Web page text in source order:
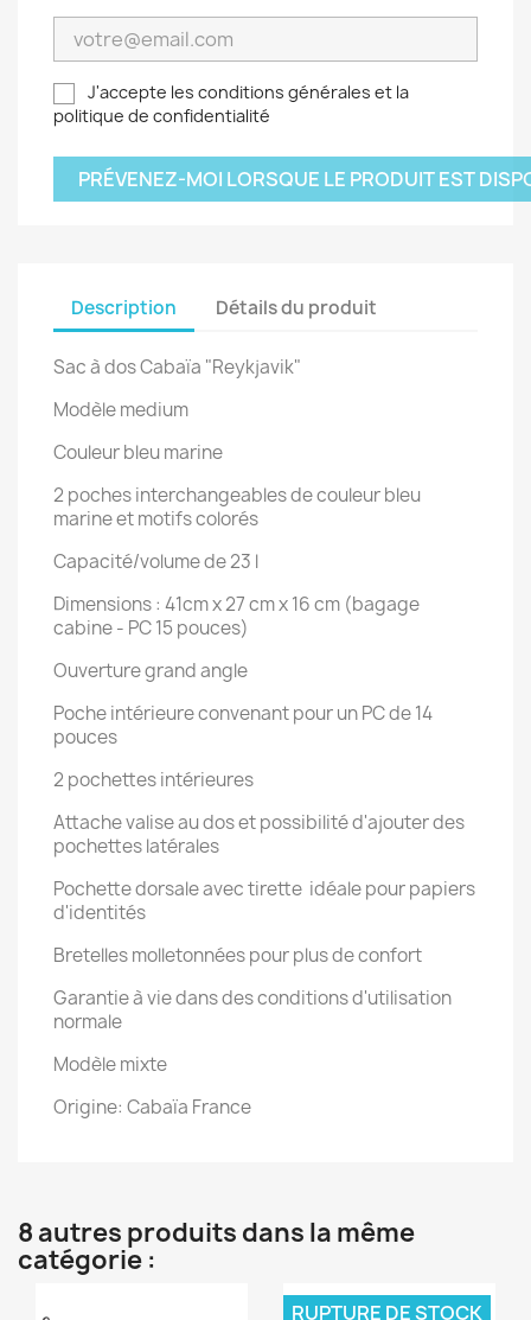
J'accepte les conditions générales et la
politique de confidentialité
PRÉVENEZ-MOI LORSQUE LE PRODUIT EST
Description Détails du produit
Sac à dos Cabaïa "Reykjavik"
Modèle medium
Couleur bleu marine
2 poches interchangeables de couleur bleu
marine et motifs colorés
Capacité/volume de 23 l
Dimensions : 41cm x 27 cm x 16 cm (bagage
cabine - PC 15 pouces)
Ouverture grand angle
Poche intérieure convenant pour un PC de 14
pouces
2 pochettes intérieures
Attache valise au dos et possibilité d'ajouter des
pochettes latérales
Pochette dorsale avec tirette idéale pour papiers
d'identités
Bretelles molletonnées pour plus de confort
Garantie à vie dans des conditions d'utilisation
normale
Modèle mixte
Origine: Cabaïa France
8 autres produits dans la même
catégorie :
RUPTURE DE STOCK